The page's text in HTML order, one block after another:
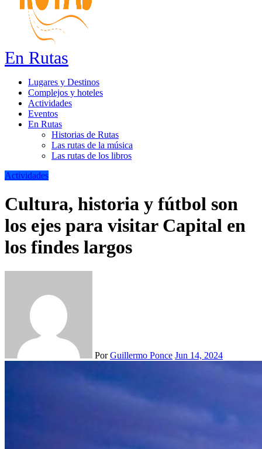
En Rutas
Lugares y Destinos
Complejos y hoteles
Actividades
Eventos
En Rutas
Historias de Rutas
Las rutas de la música
Las rutas de los libros
Actividades
Cultura, historia y fútbol son
los ejes para visitar Capital en
los findes largos
PorGuillermo Ponce Jun 14, 2024